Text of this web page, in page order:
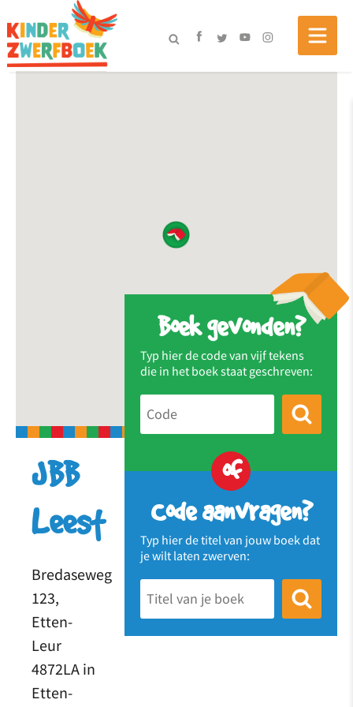
Boek gevonden?
Typ hier de code van vijf tekens
die in het boek staat geschreven:
of
Code aanvragen?
Typ hier de titel van jouw boek dat
je wilt laten zwerven:
JBB
Leest
Bredaseweg
123,
Etten-
Leur
4872LA in
Etten-